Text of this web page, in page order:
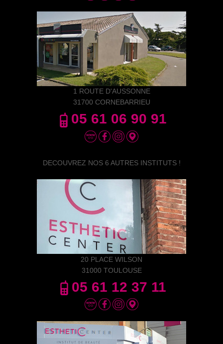
1 ROUTE D'AUSSONNE
31700 CORNEBARRIEU
05 61 06 90 91
DECOUVREZ NOS 6 AUTRES INSTITUTS !
20 PLACE WILSON
31000 TOULOUSE
05 61 12 37 11